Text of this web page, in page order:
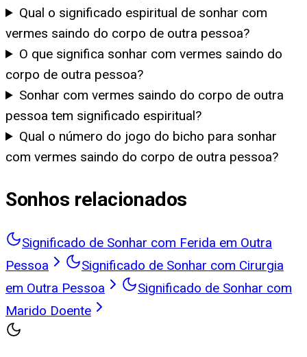
Qual o significado espiritual de sonhar com
vermes saindo do corpo de outra pessoa?
O que significa sonhar com vermes saindo do
corpo de outra pessoa?
Sonhar com vermes saindo do corpo de outra
pessoa tem significado espiritual?
Qual o número do jogo do bicho para sonhar
com vermes saindo do corpo de outra pessoa?
Sonhos relacionados
Significado de Sonhar com Ferida em Outra
Pessoa
Significado de Sonhar com Cirurgia
em Outra Pessoa
Significado de Sonhar com
Marido Doente